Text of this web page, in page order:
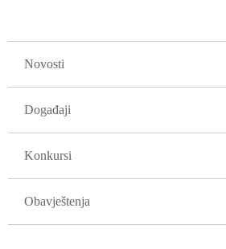
Novosti
Događaji
Konkursi
Obavještenja